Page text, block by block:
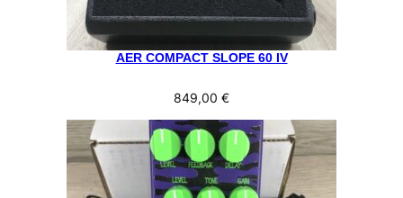
AER COMPACT SLOPE 60 IV
849,00 €